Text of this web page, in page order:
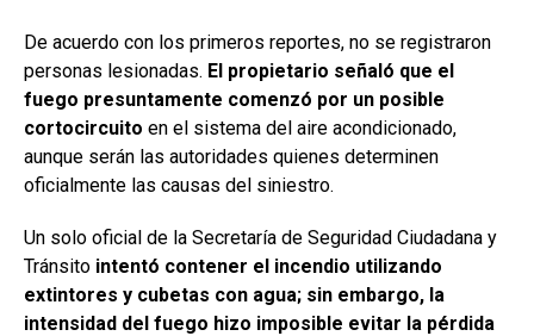
De acuerdo con los primeros reportes, no se registraron
personas lesionadas. El propietario señaló que el
fuego presuntamente comenzó por un posible
cortocircuito en el sistema del aire acondicionado,
aunque serán las autoridades quienes determinen
oficialmente las causas del siniestro.
Un solo oficial de la Secretaría de Seguridad Ciudadana y
Tránsito intentó contener el incendio utilizando
extintores y cubetas con agua; sin embargo, la
intensidad del fuego hizo imposible evitar la pérdida